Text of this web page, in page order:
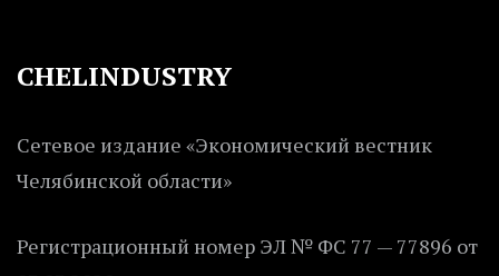
CHELINDUSTRY
Сетевое издание «Экономический вестник
Челябинской области»
Регистрационный номер ЭЛ № ФС 77 — 77896 от